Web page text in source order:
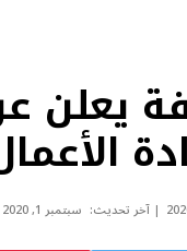
يعلن
آخر تحديث: سبتمبر 1, 2020